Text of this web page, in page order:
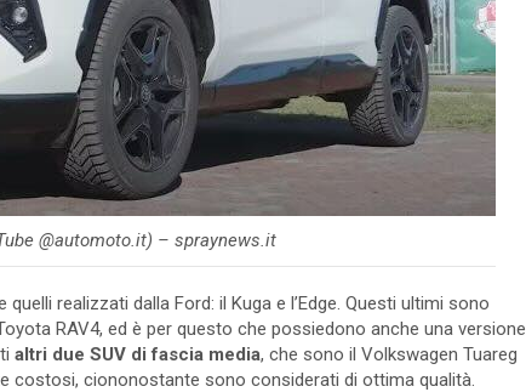
@automoto.it) – spraynews.it
realizzati dalla Ford: il Kuga e l’Edge. Questi ultimi sono
RAV4, ed è per questo che possiedono anche una versione
altri due SUV di fascia media, che sono il Volkswagen Tuareg
costosi, ciononostante sono considerati di ottima qualità.